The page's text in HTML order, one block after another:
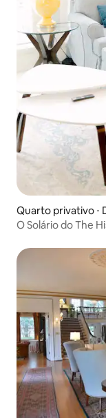
Quarto privativo ⋅
O Solário do The